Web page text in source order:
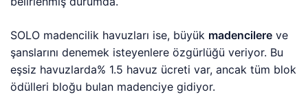
SOLO madencilik havuzları ise, büyük madencilere ve
şanslarını denemek isteyenlere özgürlüğü veriyor. Bu
eşsiz havuzlarda% 1.5 havuz ücreti var, ancak tüm blok
ödülleri bloğu bulan madenciye gidiyor.